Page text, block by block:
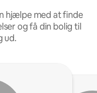
hjælpe med at finde
og få din bolig til
ud.